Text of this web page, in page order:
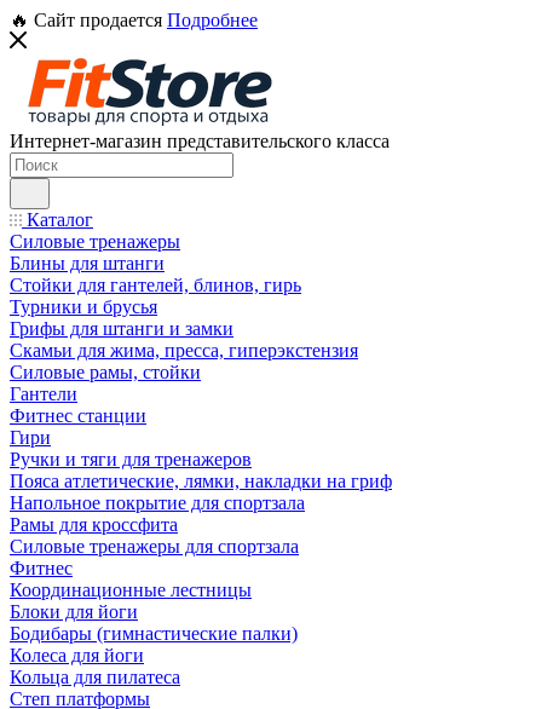
🔥 Сайт продается Подробнее
Интернет-магазин представительского класса
Каталог
Силовые тренажеры
Блины для штанги
Стойки для гантелей, блинов, гирь
Турники и брусья
Грифы для штанги и замки
Скамьи для жима, пресса, гиперэкстензия
Силовые рамы, стойки
Гантели
Фитнес станции
Гири
Ручки и тяги для тренажеров
Пояса атлетические, лямки, накладки на гриф
Напольное покрытие для спортзала
Рамы для кроссфита
Силовые тренажеры для спортзала
Фитнес
Координационные лестницы
Блоки для йоги
Бодибары (гимнастические палки)
Колеса для йоги
Кольца для пилатеса
Степ платформы